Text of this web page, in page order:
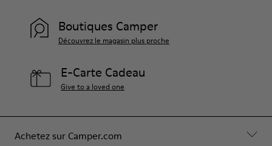
Achetez sur Camper.com
Boutiques Camper
Découvrez le magasin plus proche
E-Carte Cadeau
Give to a loved one